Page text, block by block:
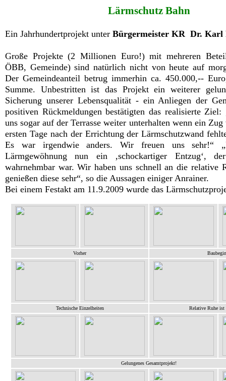
Lärmschutz Bahn
Ein Jahrhundertprojekt unter Bürgermeister KR Dr. Karl
Große Projekte (2 Millionen Euro!) mit mehreren
ÖBB, Gemeinde) sind natürlich nicht von heute auf
Der Gemeindeanteil betrug immerhin ca. 450.000,--
Summe. Unbestritten ist das Projekt ein weiterer
Sicherung unserer Lebensqualität - ein Anliegen der
positiven Rückmeldungen bestätigten das realisierte
uns sogar auf der Terrasse weiter unterhalten wenn ein
ersten Tage nach der Errichtung der Lärmschutzwand
Es war irgendwie anders. Wir freuen uns sehr!“
Lärmgewöhnung nun ein ‚schockartiger Entzug‘,
wahrnehmbar war. Wir haben uns schnell an die relative
genießen diese sehr“, so die Aussagen einiger Anrainer.
Bei einem Festakt am 11.9.2009 wurde das
Vorher
Technische Einzelheiten Relative Ruhe ist
Gelungenes Gesamtprojekt!